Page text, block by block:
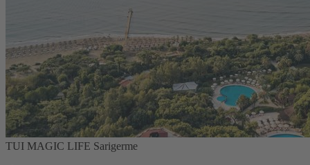
TUI MAGIC LIFE Sarigerme